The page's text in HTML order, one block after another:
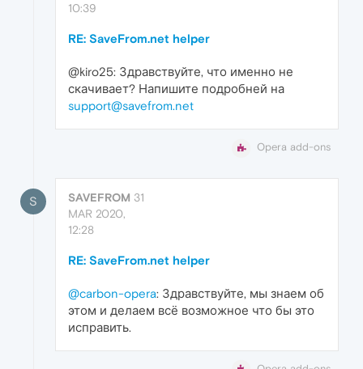
10:39
RE: SaveFrom.net helper
@kiro25: Здравствуйте, что именно не
скачивает? Напишите подробней на
support@savefrom.net
Opera add-ons
S SAVEFROM 31
MAR 2020,
12:28
RE: SaveFrom.net helper
@carbon-opera: Здравствуйте, мы знаем об
этом и делаем всё возможное что бы это
исправить.